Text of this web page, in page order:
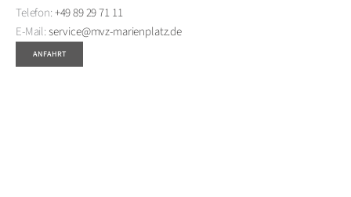
Telefon:+49 89 29 71 11
E-Mail:service@mvz-marienplatz.de
ANFAHRT